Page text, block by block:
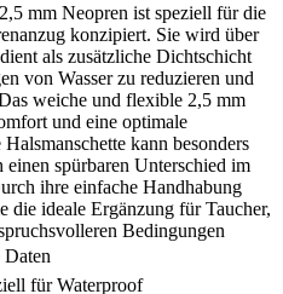
mm Neopren ist speziell für die
konzipiert. Sie wird über
als zusätzliche Dichtschicht
von Wasser zu reduzieren und
weiche und flexible 2,5 mm
und eine optimale
kann besonders
einen spürbaren Unterschied im
ihre einfache Handhabung
die ideale Ergänzung für Taucher,
Bedingungen
Daten
für Waterproof